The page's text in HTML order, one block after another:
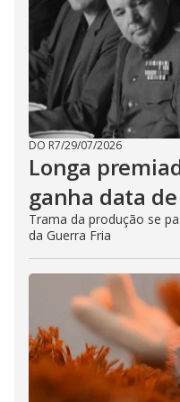
DO R7/29/07/2026
Longa
ganha data
Trama da produção se
da Guerra Fria